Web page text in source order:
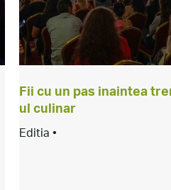
Fii cu un pas inaintea
ul culinar
Editia •